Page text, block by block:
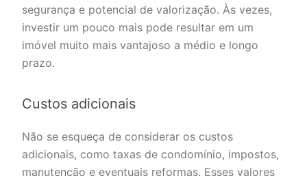
segurança e potencial de valorização. Às vezes,
investir um pouco mais pode resultar em um
imóvel muito mais vantajoso a médio e longo
prazo.
Custos adicionais
Não se esqueça de considerar os custos
adicionais, como taxas de condomínio, impostos,
manutenção e eventuais reformas. Esses valores